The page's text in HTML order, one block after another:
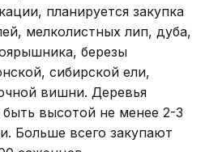
планируется закупка
мелколистных лип, дуба,
березы
сибирской ели,
вишни. Деревья
высотой не менее 2-3
Больше всего закупают